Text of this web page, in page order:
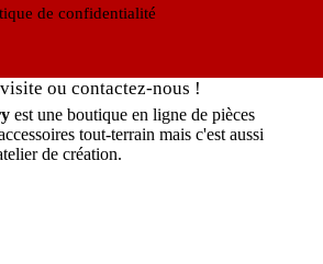
de confidentialité
ou contactez-nous !
est une boutique en ligne de pièces
tout-terrain mais c'est aussi
de création.